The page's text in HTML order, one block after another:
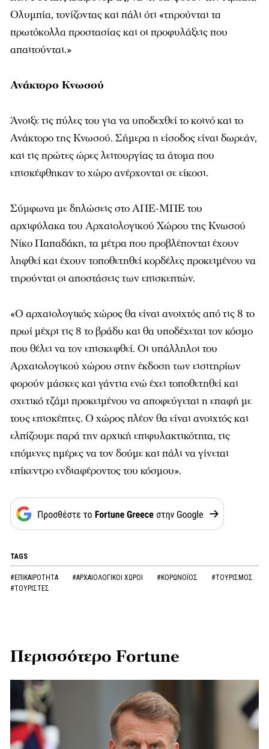
Ολυμπία, τονίζοντας και πάλι ότι «τηρούνται τα
πρωτόκολλα προστασίας και οι προφυλάξεις που
απαιτούνται.»
Ανάκτορο Κνωσού
Άνοιξε τις πύλες του για να υποδεχθεί το κοινό και το
Ανάκτορο της Κνωσού. Σήμερα η είσοδος είναι δωρεάν,
και τις πρώτες ώρες λειτουργίας τα άτομα που
επισκέφθηκαν το χώρο ανέρχονται σε είκοσι.
Σύμφωνα με δηλώσεις στο ΑΠΕ-ΜΠΕ του
αρχιφύλακα του Αρχαιολογικού Χώρου της Κνωσού
Νίκο Παπαδάκη, τα μέτρα που προβλέπονται έχουν
ληφθεί και έχουν τοποθετηθεί κορδέλες προκειμένου να
τηρούνται οι αποστάσεις των επισκεπτών.
«Ο αρχαιολογικός χώρος θα είναι ανοιχτός από τις 8 το
πρωί μέχρι τις 8 το βράδυ και θα υποδέχεται τον κόσμο
που θέλει να τον επισκεφθεί. Οι υπάλληλοι του
Αρχαιολογικού χώρου στην έκδοση των εισιτηρίων
φορούν μάσκες και γάντια ενώ έχει τοποθετηθεί και
σχετικό τζάμι προκειμένου να αποφεύγεται η επαφή με
τους επισκέπτες. Ο χώρος πλέον θα είναι ανοιχτός και
ελπίζουμε παρά την αρχική επιφυλακτικότητα, τις
επόμενες ημέρες να τον δούμε και πάλι να γίνεται
επίκεντρο ενδιαφέροντος του κόσμου».
TAGS
#ΕΠΙΚΑΙΡΟΤΗΤΑ #ΑΡΧΑΙΟΛΟΓΙΚΟΙ ΧΩΡΟΙ #ΚΟΡΩΝOΪΟΣ
#ΤΟΥΡΙΣΜΟΣ
#ΤΟΥΡΙΣΤΕΣ
Περισσότερο Fortune